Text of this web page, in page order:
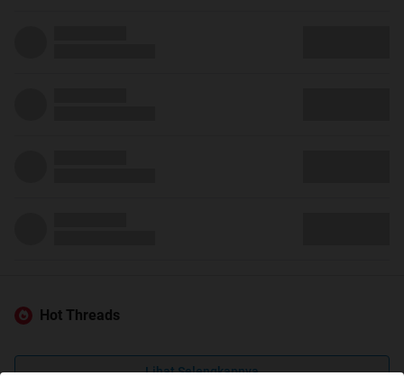
Hot Threads
Lihat Selengkapnya